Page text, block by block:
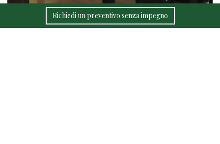
Richiedi un preventivo senza impegno